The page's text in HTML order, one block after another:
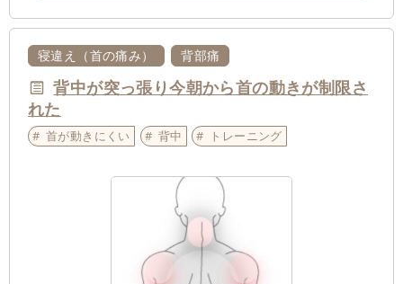
寝違え（首の痛み） 背部痛
背中が突っ張り今朝から首の動きが制限さ
れた
首が動きにくい 背中 トレーニング